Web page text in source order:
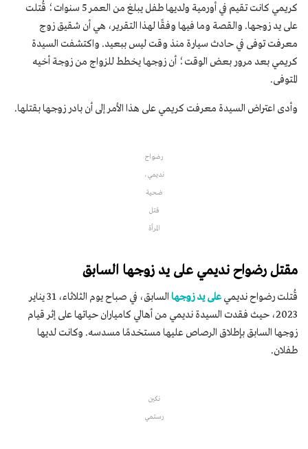
كريمي كانت تقيم في أورمية ولديها طفل يبلغ من العمر 5 سنوات؛ قُتلت
على يد زوجها. والقصة وما فيها وفقًا لهذا التقرير، هي أن شقيق زوج
معرفت توفى في حادث سيارة منذ وقت ليس ببعيد. واكتشفت السيدة
كريمي بعد مرور بعض الوقت؛ أن زوجها يخطط للزواج من زوجة أخيه
المتوفى.
وأدى اعتراض السيدة معرفت كريمي على هذا الأمر إلى أن بادر زوجها بقتلها.
رضواح
نديمي،
ضحية
قتل
المرأة
مقتل رضواح نديمي على يد زوجها السابق
قُتلت رضواح نديمي على يد زوجها
السابق، في صباح يوم الثلاثاء، 31 يناير
2023، حيث فقدت السيدة نديمي من أهالي كامياران حياتها على إثر قيام
زوجها السابق بإطلاق الرصاص عليها مستخدمًا مسدسه. وكانت لديها
طفلان.
نكين
رستمي